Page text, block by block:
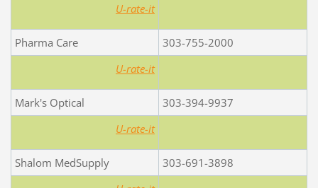
U-rate-it
Pharma Care
303-755-2000
U-rate-it
Mark's Optical
303-394-9937
U-rate-it
Shalom MedSupply
303-691-3898